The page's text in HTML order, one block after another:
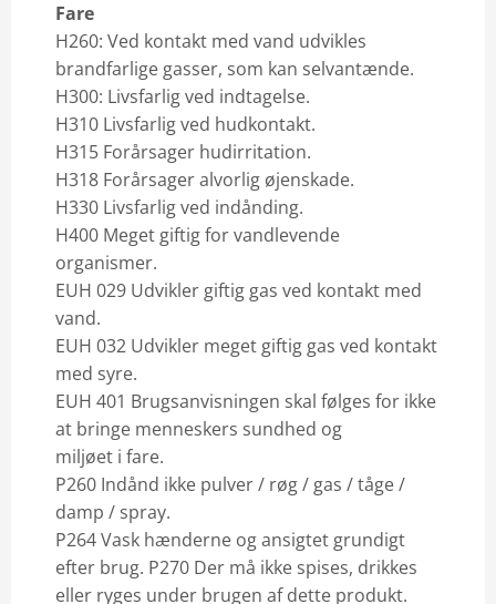
Fare
H260: Ved kontakt med vand udvikles
brandfarlige gasser, som kan selvantænde.
H300: Livsfarlig ved indtagelse.
H310 Livsfarlig ved hudkontakt.
H315 Forårsager hudirritation.
H318 Forårsager alvorlig øjenskade.
H330 Livsfarlig ved indånding.
H400 Meget giftig for vandlevende
organismer.
EUH 029 Udvikler giftig gas ved kontakt med
vand.
EUH 032 Udvikler meget giftig gas ved kontakt
med syre.
EUH 401 Brugsanvisningen skal følges for ikke
at bringe menneskers sundhed og
miljøet i fare.
P260 Indånd ikke pulver / røg / gas / tåge /
damp / spray.
P264 Vask hænderne og ansigtet grundigt
efter brug. P270 Der må ikke spises, drikkes
eller ryges under brugen af dette produkt.